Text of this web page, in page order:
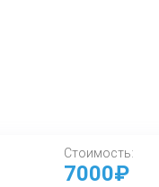
Стоимость:
7000₽